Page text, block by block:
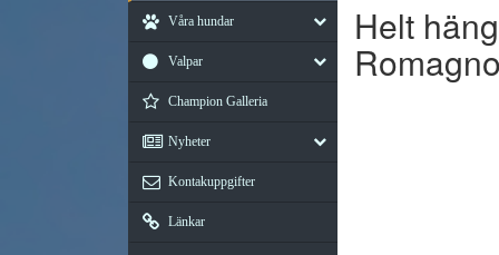
Våra hundar
Valpar
Champion Galleria
Nyheter
Kontakuppgifter
Länkar
Helt